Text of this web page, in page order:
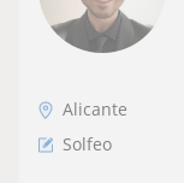
Alicante
Solfeo